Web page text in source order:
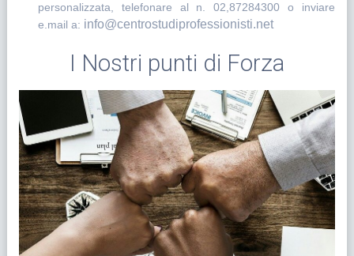
personalizzata, telefonare al n. 02,87284300 o inviare
e.mail a: info@centrostudiprofessionisti.net
I Nostri punti di Forza